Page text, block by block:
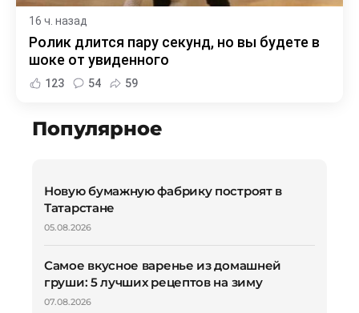
16 ч. назад
Ролик длится пару секунд, но вы будете в
шоке от увиденного
123 54 59
Популярное
Новую бумажную фабрику построят в
Татарстане
05.08.2026
Самое вкусное варенье из домашней
груши: 5 лучших рецептов на зиму
07.08.2026